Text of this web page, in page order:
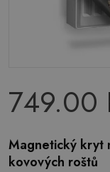
749.00
Magnetický kryt
kovových roštů